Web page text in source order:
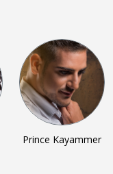
Prince Kayammer